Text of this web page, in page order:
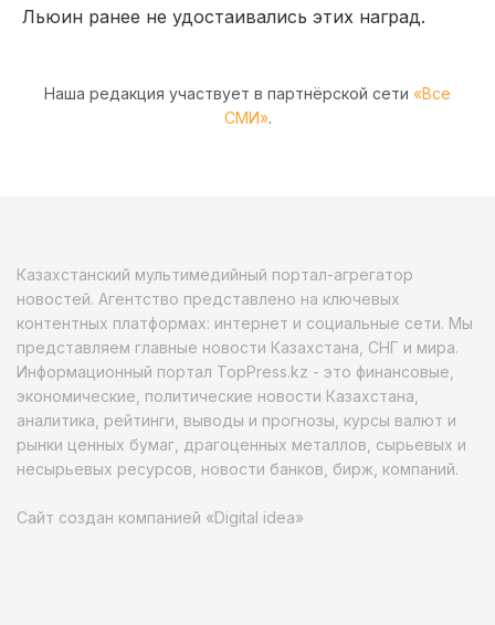
Льюин ранее не удостаивались этих наград.
Наша редакция участвует в партнёрской сети «Все
СМИ».
Казахстанский мультимедийный портал-агрегатор
новостей. Агентство представлено на ключевых
контентных платформах: интернет и социальные сети. Мы
представляем главные новости Казахстана, СНГ и мира.
Информационный портал TopPress.kz - это финансовые,
экономические, политические новости Казахстана,
аналитика, рейтинги, выводы и прогнозы, курсы валют и
рынки ценных бумаг, драгоценных металлов, сырьевых и
несырьевых ресурсов, новости банков, бирж, компаний.
Сайт создан компанией «Digital idea»